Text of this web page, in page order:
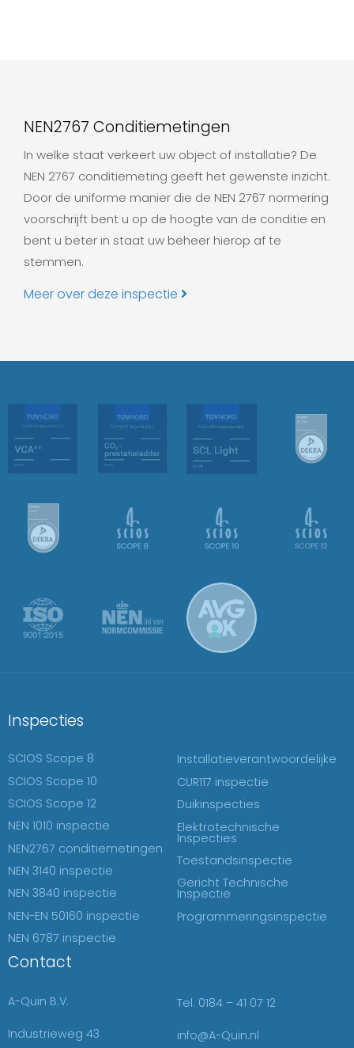
NEN2767 Conditiemetingen
In welke staat verkeert uw object of installatie? De
NEN 2767 conditiemeting geeft het gewenste inzicht.
Door de uniforme manier die de NEN 2767 normering
voorschrijft bent u op de hoogte van de conditie en
bent u beter in staat uw beheer hierop af te
stemmen.
Meer over deze inspectie
Inspecties
SCIOS Scope 8
SCIOS Scope 10
SCIOS Scope 12
NEN 1010 inspectie
NEN2767 conditiemetingen
NEN 3140 inspectie
NEN 3840 inspectie
NEN-EN 50160 inspectie
NEN 6787 inspectie
Installatieverantwoordelijke
CUR117 inspectie
Duikinspecties
Elektrotechnische
Inspecties
Toestandsinspectie
Gericht Technische
Inspectie
Programmeringsinspectie
Contact
A-Quin B.V.
Industrieweg 43
Tel. 0184 – 41 07 12
info@A-Quin.nl